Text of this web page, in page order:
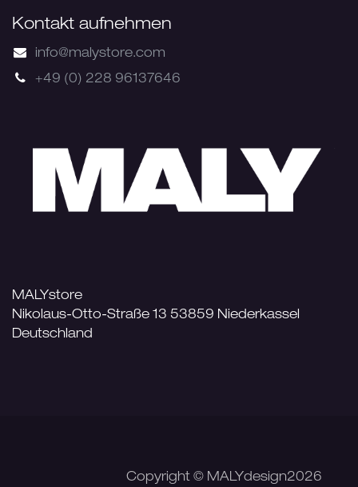
Kontakt aufnehmen
info@malystore.com
+49 (0) 228 96137646
MALYstore
Nikolaus-Otto-Straße 13 53859 Niederkassel
Deutschland
​Copyright © MALYdesign2026